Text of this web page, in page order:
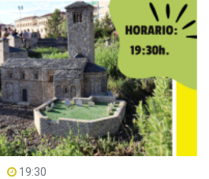
19:30